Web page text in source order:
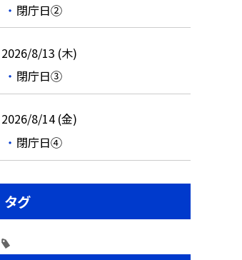
閉庁日②
2026/8/13 (木)
閉庁日③
2026/8/14 (金)
閉庁日④
タグ